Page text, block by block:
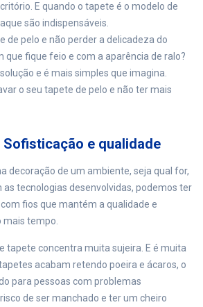
E quando o tapete é o modelo de
são indispensáveis.
de pelo e não perder a delicadeza do
que fique feio e com a aparência de ralo?
e é mais simples que imagina.
o seu tapete de pelo e não ter mais
Sofisticação e qualidade
decoração de um ambiente, seja qual for,
as tecnologias desenvolvidas, podemos ter
fios que mantém a qualidade e
mais tempo.
tapete concentra muita sujeira. E é muita
acabam retendo poeira e ácaros, o
para pessoas com problemas
de ser manchado e ter um cheiro